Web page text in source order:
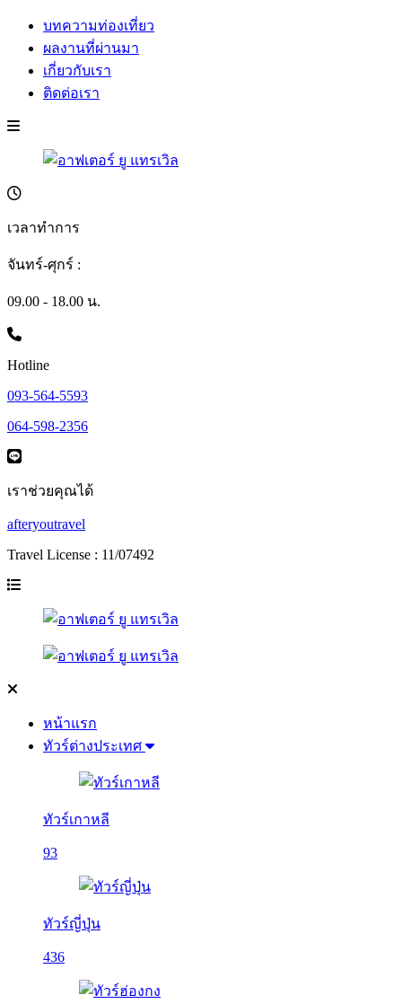
บทความท่องเที่ยว
ผลงานที่ผ่านมา
เกี่ยวกับเรา
ติดต่อเรา
เวลาทำการ
จันทร์-ศุกร์ :
09.00 - 18.00 น.
Hotline
093-564-5593
064-598-2356
เราช่วยคุณได้
afteryoutravel
Travel License : 11/07492
หน้าแรก
ทัวร์ต่างประเทศ
ทัวร์เกาหลี
93
ทัวร์ญี่ปุ่น
436